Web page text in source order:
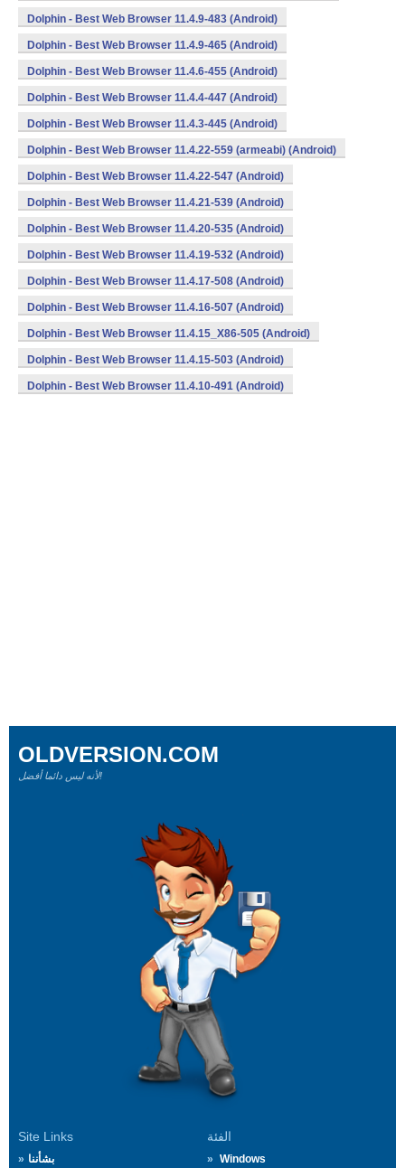
Dolphin - Best Web Browser 11.4.9-483 (Android)
Dolphin - Best Web Browser 11.4.9-465 (Android)
Dolphin - Best Web Browser 11.4.6-455 (Android)
Dolphin - Best Web Browser 11.4.4-447 (Android)
Dolphin - Best Web Browser 11.4.3-445 (Android)
Dolphin - Best Web Browser 11.4.22-559 (armeabi) (Android)
Dolphin - Best Web Browser 11.4.22-547 (Android)
Dolphin - Best Web Browser 11.4.21-539 (Android)
Dolphin - Best Web Browser 11.4.20-535 (Android)
Dolphin - Best Web Browser 11.4.19-532 (Android)
Dolphin - Best Web Browser 11.4.17-508 (Android)
Dolphin - Best Web Browser 11.4.16-507 (Android)
Dolphin - Best Web Browser 11.4.15_X86-505 (Android)
Dolphin - Best Web Browser 11.4.15-503 (Android)
Dolphin - Best Web Browser 11.4.10-491 (Android)
Site Links
بشأننا
الفئة
Windows
OLDVERSION.COM
لأنه ليس دائما أفضل!